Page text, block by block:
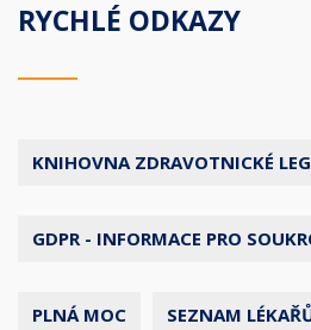
RYCHLÉ ODKAZY
KNIHOVNA ZDRAVOTNICKÉ
GDPR - INFORMACE PRO
PLNÁ MOC SEZNAM